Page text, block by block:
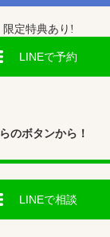
限定特典あり!
LINEで予約
のボタンから！
LINEで相談